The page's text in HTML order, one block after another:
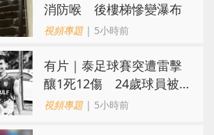
消防喉 後樓梯慘變瀑布
視頻專題| 5小時前
有片｜泰足球賽突遭雷擊
釀1死12傷 24歲球員被
閃電劈中亡
視頻專題| 5小時前